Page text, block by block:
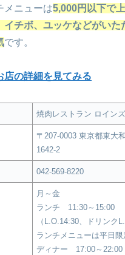
メニューは5,000円以下で
イチボ、ユッケなどがいた
です。
店の詳細を見てみる
焼肉レストラン ロイン
〒207-0003 東京都東大
1642-2
042-569-8220
月～金
ランチ 11:30～15:00
（L.O.14:30、ドリンク
ランチメニューは平日限
ディナー 17:00～22:00